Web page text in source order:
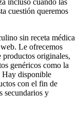
incluso cuando las
cuestión queremos
sin receta médica
Le ofrecemos
productos originales,
genéricos como la
Hay disponible
con el fin de
secundarios y